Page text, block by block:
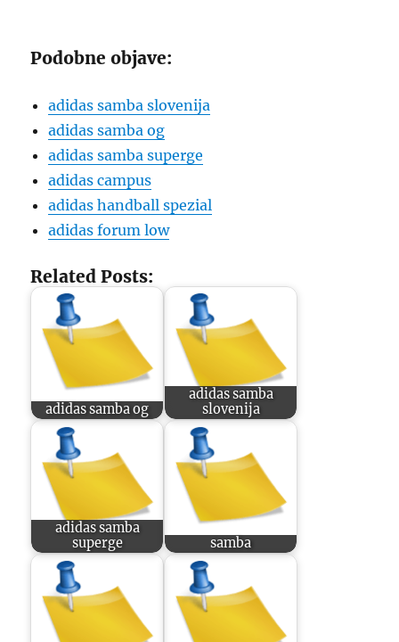
Podobne objave:
adidas samba slovenija
adidas samba og
adidas samba superge
adidas campus
adidas handball spezial
adidas forum low
Related Posts:
adidas samba og
adidas samba
slovenija
adidas samba
superge
samba